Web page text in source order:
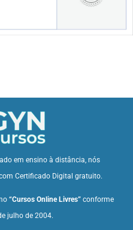
em ensino à distância, nós
Certificado Digital gratuito.
“Cursos Online Livres” conforme
julho de 2004.